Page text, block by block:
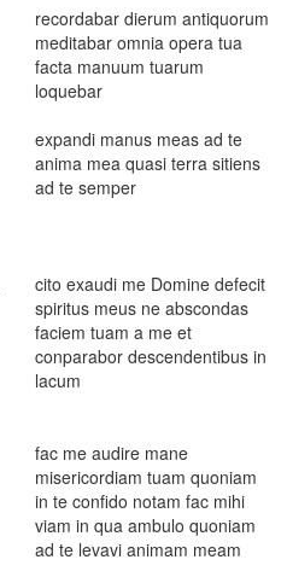
recordabar dierum antiquorum
meditabar omnia opera tua
facta manuum tuarum
loquebar
expandi manus meas ad te
anima mea quasi terra sitiens
ad te semper
cito exaudi me Domine defecit
spiritus meus ne abscondas
faciem tuam a me et
conparabor descendentibus in
lacum
fac me audire mane
misericordiam tuam quoniam
in te confido notam fac mihi
viam in qua ambulo quoniam
ad te levavi animam meam